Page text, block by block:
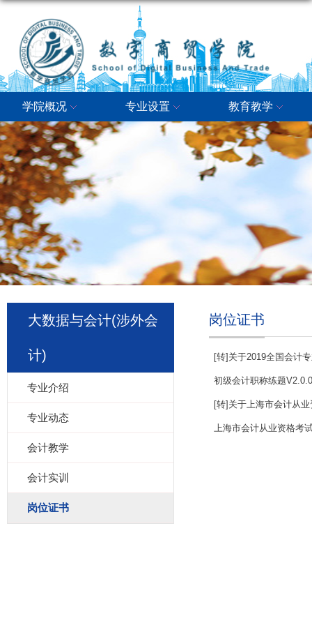
学院概况 专业设置 教育教学
大数据与会计(涉外会
计)
专业介绍
专业动态
会计教学
会计实训
岗位证书
岗位证书
[转]关于2019全国会计
初级会计职称练题
[转]关于上海市会计从
上海市会计从业资格考